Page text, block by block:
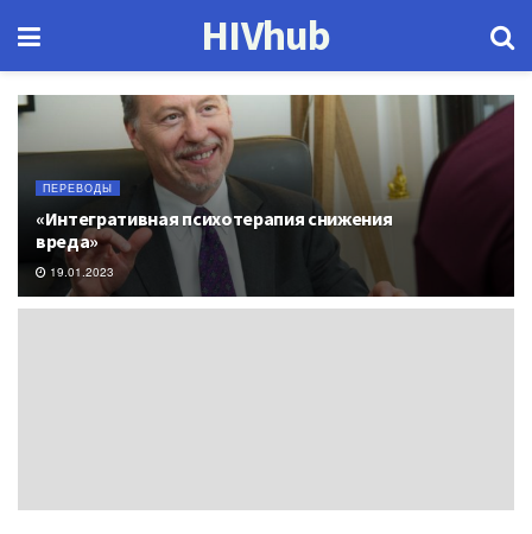
HIVhub
ПЕРЕВОДЫ
«Интегративная психотерапия снижения
вреда»
19.01.2023